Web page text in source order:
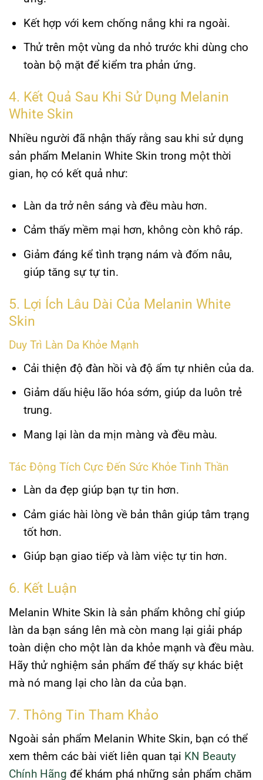
Kết hợp với kem chống nắng khi ra ngoài.
Thử trên một vùng da nhỏ trước khi dùng cho
toàn bộ mặt để kiểm tra phản ứng.
4. Kết Quả Sau Khi Sử Dụng Melanin
White Skin
Nhiều người đã nhận thấy rằng sau khi sử dụng
sản phẩm Melanin White Skin trong một thời
gian, họ có kết quả như:
Làn da trở nên sáng và đều màu hơn.
Cảm thấy mềm mại hơn, không còn khô ráp.
Giảm đáng kể tình trạng nám và đốm nâu,
giúp tăng sự tự tin.
5. Lợi Ích Lâu Dài Của Melanin White
Skin
Duy Trì Làn Da Khỏe Mạnh
Cải thiện độ đàn hồi và độ ẩm tự nhiên của da.
Giảm dấu hiệu lão hóa sớm, giúp da luôn trẻ
trung.
Mang lại làn da mịn màng và đều màu.
Tác Động Tích Cực Đến Sức Khỏe Tinh Thần
Làn da đẹp giúp bạn tự tin hơn.
Cảm giác hài lòng về bản thân giúp tâm trạng
tốt hơn.
Giúp bạn giao tiếp và làm việc tự tin hơn.
6. Kết Luận
Melanin White Skin là sản phẩm không chỉ giúp
làn da bạn sáng lên mà còn mang lại giải pháp
toàn diện cho một làn da khỏe mạnh và đều màu.
Hãy thử nghiệm sản phẩm để thấy sự khác biệt
mà nó mang lại cho làn da của bạn.
7. Thông Tin Tham Khảo
Ngoài sản phẩm Melanin White Skin, bạn có thể
xem thêm các bài viết liên quan tại KN Beauty
Chính Hãng để khám phá những sản phẩm chăm